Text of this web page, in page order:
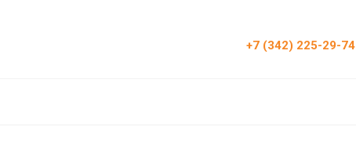
+7 (342) 225-29-74